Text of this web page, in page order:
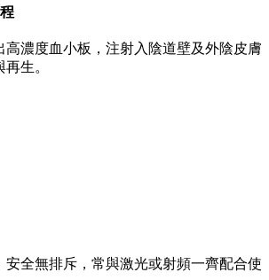
高濃度血小板，注射入陰道壁及外陰皮膚
生。
安全無排斥，常與激光或射頻一齊配合使